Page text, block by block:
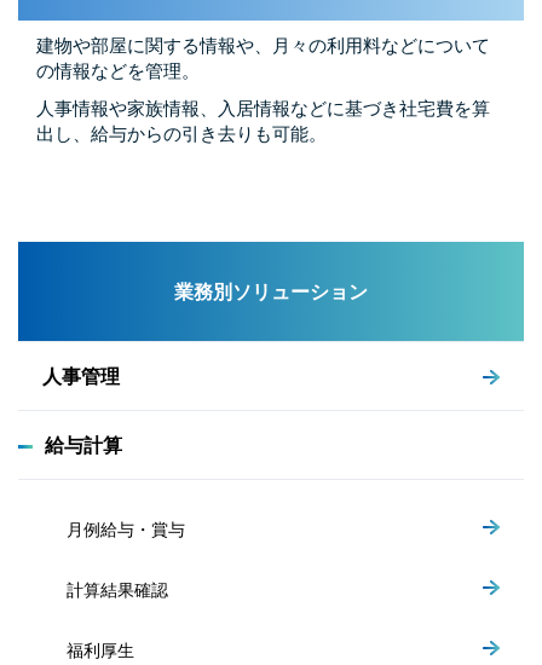
建物や部屋に関する情報や、月々の利用料などについて
の情報などを管理。
人事情報や家族情報、入居情報などに基づき社宅費を算
出し、給与からの引き去りも可能。
業務別ソリューション
人事管理
給与計算
月例給与・賞与
計算結果確認
福利厚生